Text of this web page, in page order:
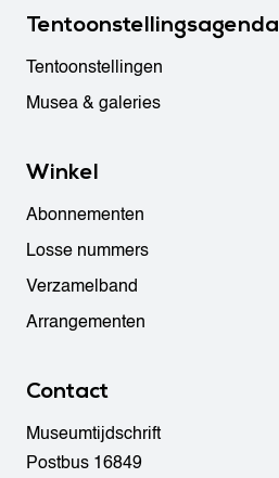
Tentoonstellingsagenda
Tentoonstellingen
Musea & galeries
Winkel
Abonnementen
Losse nummers
Verzamelband
Arrangementen
Contact
Museumtijdschrift
Postbus 16849